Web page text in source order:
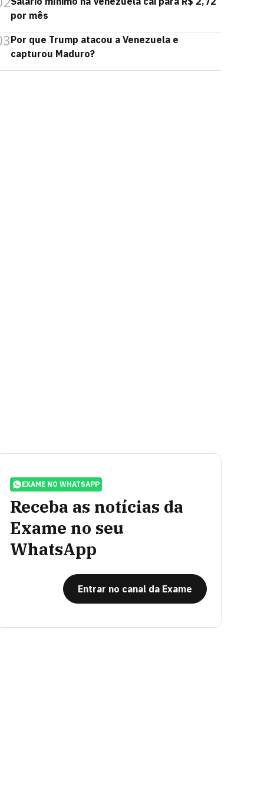
por mês
Por que Trump atacou a Venezuela e
capturou Maduro?
EXAME NO WHATSAPP
Receba as notícias da
Exame no seu
WhatsApp
Entrar no canal da Exame